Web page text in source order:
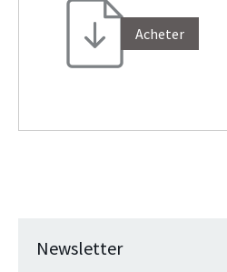
Acheter
Newsletter